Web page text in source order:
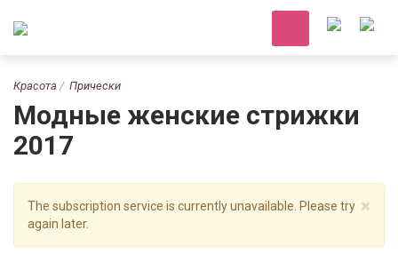
Красота Прически
Модные женские стрижки
2017
×
The subscription service is currently unavailable. Please try
again later.